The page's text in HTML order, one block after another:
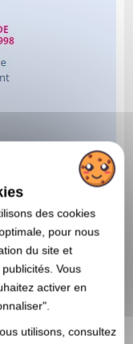
des cookies
pour nous
du site et
Vous
activer en
utilisons, consultez